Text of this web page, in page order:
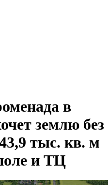
в
землю без
тыс. кв. м
и ТЦ